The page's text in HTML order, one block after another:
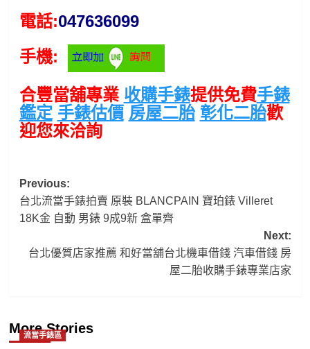
電話:047636099
手機:
合豐當舖專業 收購手錶提供免費手錶
鑑定 手錶估價 房屋二胎 彰化二胎歡
迎您來洽詢
Post
navigation
Previous:
台北流當手錶拍賣 原裝 BLANCPAIN 寶珀錶 Villeret
18K金 自動 男錶 9成9新 盒單齊
Next:
台北優質店家推薦 和好當舖台北機車借錢 汽車借錢 房
屋二胎收購手錶專業店家
More Stories
流當手錶區